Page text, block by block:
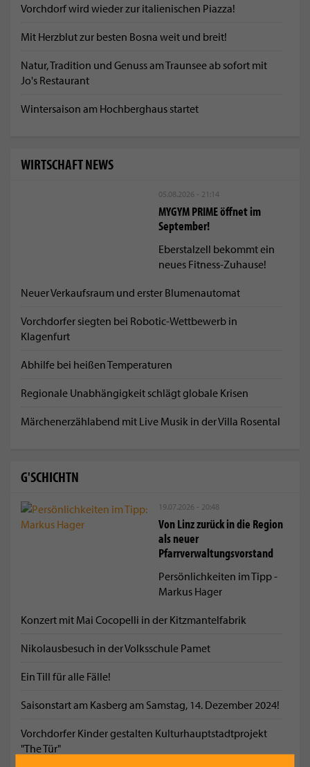
Vorchdorf wird wieder zur italienischen Piazza!
Mit Herzblut zur besten Bosna weit und breit!
Natur, Tradition und Genuss am Traunsee ab sofort mit
Jo's Restaurant
Wintersaison am Hochberghaus startet
WIRTSCHAFT NEWS
05.08.2026 - 21:14
MYGYM PRIME öffnet im
September!
Eberstalzell bekommt ein
neues Fitness-Zuhause!
Neuer Verkaufsraum und erster Blumenautomat
Vorchdorfer siegten bei Robotic-Wettbewerb in
Klagenfurt
Abhilfe bei heißen Temperaturen
Regionale Unabhängigkeit schlägt globale Krisen
Märchenerzählabend mit Live Musik in der Villa Rosental
G'SCHICHTN
19.07.2026 - 20:48
Von Linz zurück in die Region
als neuer
Pfarrverwaltungsvorstand
Persönlichkeiten im Tipp -
Markus Hager
Konzert mit Mai Cocopelli in der Kitzmantelfabrik
Nikolausbesuch in der Volksschule Pamet
Ein Till für alle Fälle!
Saisonstart am Kasberg am Samstag, 14. Dezember 2024!
Vorchdorfer Kinder gestalten Kulturhauptstadtprojekt
"The Tür"